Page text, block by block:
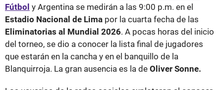
Fútbol y Argentina se medirán a las 9:00 p.m. en el
Estadio Nacional de Lima por la cuarta fecha de las
Eliminatorias al Mundial 2026. A pocas horas del inicio
del torneo, se dio a conocer la lista final de jugadores
que estarán en la cancha y en el banquillo de la
Blanquirroja. La gran ausencia es la de Oliver Sonne.